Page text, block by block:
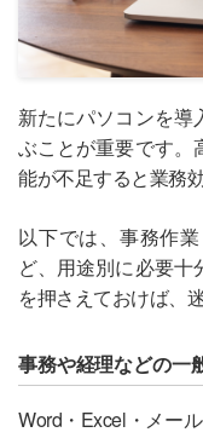
新たにパソコンを導
ぶことが重要です。
能が不足すると業務
以下では、事務作
ど、用途別に必要
を押さえておけば、
事務や経理などの一
Word・Excel・メー